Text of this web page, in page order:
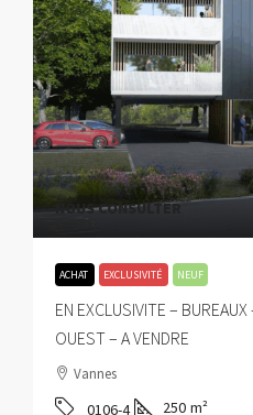
NOUS CONSULTER
ACHAT EXCLUSIVITÉ NEUF
EN EXCLUSIVITE –
OUEST – A VENDRE
Vannes
0106-4 250 m²